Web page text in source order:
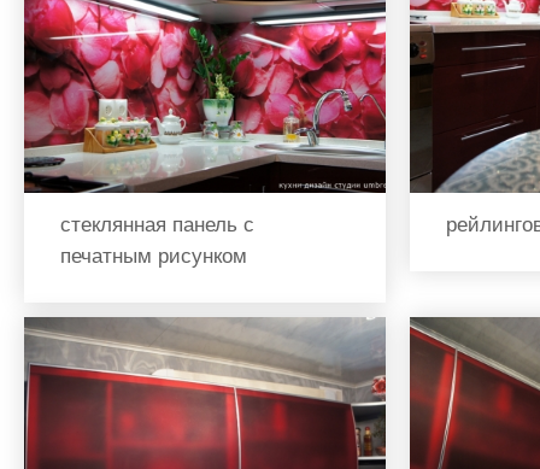
стеклянная панель с
печатным рисунком